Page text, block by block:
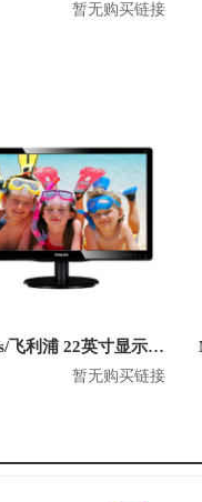
暂无购买链接
Philips/飞利浦 22英寸显示器 220V4LSB
暂无购买链接